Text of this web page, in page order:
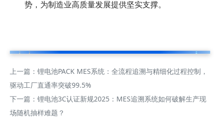
势，为制造业高质量发展提供坚实支撑。
上一篇： 锂电池PACK MES系统：全流程追溯与精细化过程控制，
驱动工厂直通率突破99.5%
下一篇： 锂电池3C认证新规2025：MES追溯系统如何破解生产现
场随机抽样难题？